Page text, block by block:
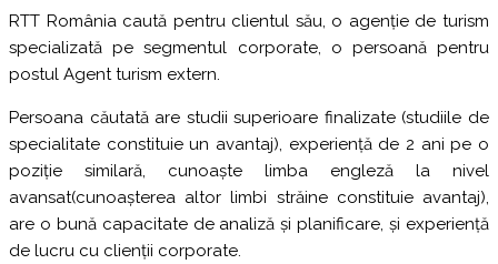
RTT România caută pentru clientul său, o agenție de turism
specializată pe segmentul corporate, o persoană pentru
postul Agent turism extern.
Persoana căutată are studii superioare finalizate (studiile de
specialitate constituie un avantaj), experiență de 2 ani pe o
poziție similară, cunoaște limba engleză la nivel
avansat(cunoașterea altor limbi străine constituie avantaj),
are o bună capacitate de analiză și planificare, și experiență
de lucru cu clienții corporate.